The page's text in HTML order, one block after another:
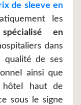
de sleeve en
les
en
dans
qualité de ses
ainsi que
haut de
sous le signe